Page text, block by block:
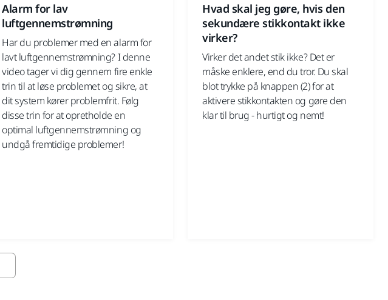
Alarm for lav
luftgennemstrømning
Har du problemer med en alarm for
lavt luftgennemstrømning? I denne
video tager vi dig gennem fire enkle
trin til at løse problemet og sikre, at
dit system kører problemfrit. Følg
disse trin for at opretholde en
optimal luftgennemstrømning og
undgå fremtidige problemer!
Hvad skal jeg gøre, hvis den
sekundære stikkontakt ikke
virker?
Virker det andet stik ikke? Det er
måske enklere, end du tror. Du skal
blot trykke på knappen (2) for at
aktivere stikkontakten og gøre den
klar til brug - hurtigt og nemt!